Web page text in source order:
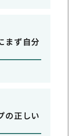
まず自分
の正しい